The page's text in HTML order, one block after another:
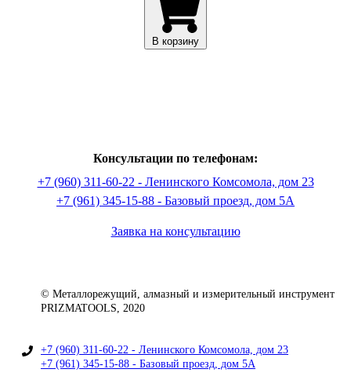
В корзину
Консультации по телефонам:
+7 (960) 311-60-22 - Ленинского Комсомола, дом 23
+7 (961) 345-15-88 - Базовый проезд, дом 5А
Заявка на консультацию
© Металлорежущий, алмазный и измерительный инструмент
PRIZMATOOLS, 2020
+7 (960) 311-60-22 - Ленинского Комсомола, дом 23
+7 (961) 345-15-88 - Базовый проезд, дом 5А